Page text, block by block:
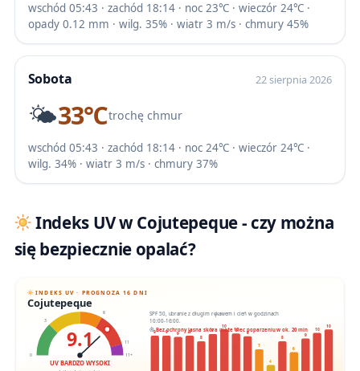
wschód 05:43 · zachód 18:14 · noc 23℃ · wieczór 24℃ ·
opady 0.12 mm · wilg. 35% · wiatr 3 m/s · chmury 45%
Sobota 22 sierpnia 2026
🌤️33℃trochę chmur
wschód 05:43 · zachód 18:14 · noc 24℃ · wieczór 24℃ ·
wilg. 34% · wiatr 3 m/s · chmury 37%
Indeks UV w Cojutepeque - czy można
się bezpiecznie opalać?
INDEKS UV · PROGNOZA 16 DNI
Cojutepeque
0
3
6
8
11
11+
9.1
UV BARDZO WYSOKI
SPF 50, ubranie z długim rękawem i cień w godzinach
10:00-16:00.
Bez ochrony jasna skóra może ulec poparzeniu w ok. 20 min
9 9 9 9
8
9
10
10
9
7
4
8
6
9
10
10